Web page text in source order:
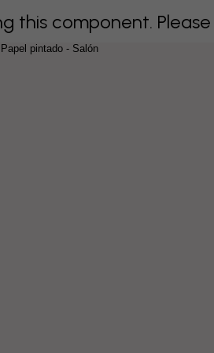
this component.